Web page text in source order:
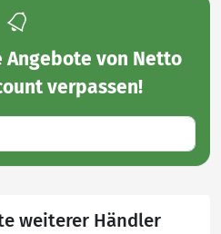
Angebote von Netto
verpassen!
weiterer Händler